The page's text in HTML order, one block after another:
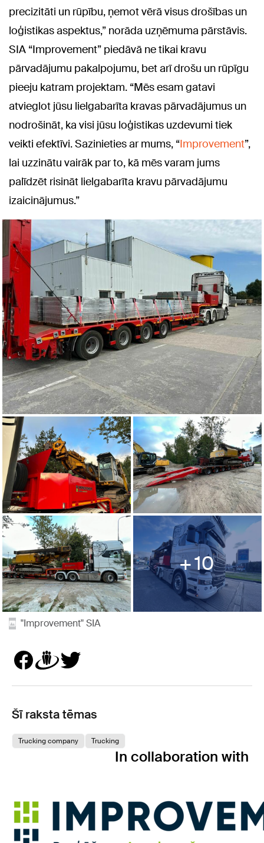
precizitāti un rūpību, ņemot vērā visus drošības un
loģistikas aspektus,” norāda uzņēmuma pārstāvis.
SIA “Improvement” piedāvā ne tikai kravu
pārvadājumu pakalpojumu, bet arī drošu un rūpīgu
pieeju katram projektam. “Mēs esam gatavi
atvieglot jūsu lielgabarīta kravas pārvadājumus un
nodrošināt, ka visi jūsu loģistikas uzdevumi tiek
veikti efektīvi. Sazinieties ar mums, “Improvement”,
lai uzzinātu vairāk par to, kā mēs varam jums
palīdzēt risināt lielgabarīta kravu pārvadājumu
izaicinājumus.”
10
"Improvement" SIA
Šī raksta tēmas
Trucking company Trucking
In collaboration with